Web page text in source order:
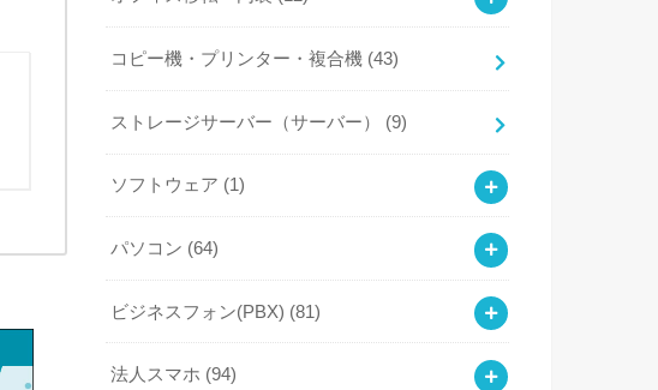
コピー機・プリンター・複合機 (43)
ストレージサーバー（サーバー） (9)
ソフトウェア (1)
パソコン (64)
ビジネスフォン(PBX) (81)
法人スマホ (94)